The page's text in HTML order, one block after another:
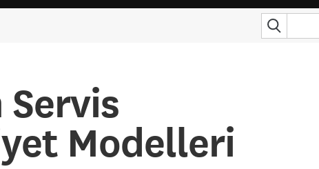
Servis
Modelleri